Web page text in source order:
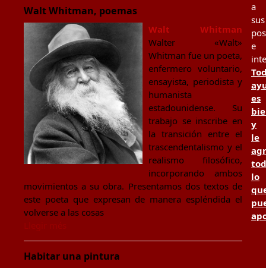
Walt Whitman, poemas
Walt Whitman
Walter «Walt»
Whitman fue un poeta,
enfermero voluntario,
ensayista, periodista y
humanista
estadounidense. Su
trabajo se inscribe en
la transición entre el
trascendentalismo y el
realismo filosófico,
incorporando ambos
movimientos a su obra. Presentamos dos textos de
este poeta que expresan de manera espléndida el
volverse a las cosas
Habitar una pintura
a
sus
e
es
y
le
lo